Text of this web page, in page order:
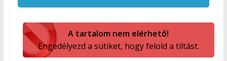
A tartalom nem elérhető!
Engedélyezd a sütiket, hogy felold a tiltást.